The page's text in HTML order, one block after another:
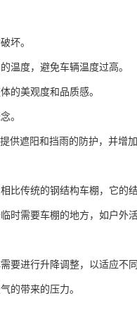
坏。
温度，避免车辆温度过高。
的美观度和品质感。
。
供遮阳和挡雨的防护，并增加
比传统的钢结构车棚，它的结
时需要车棚的地方，如户外
要进行升降调整，以适应不同
的带来的压力。